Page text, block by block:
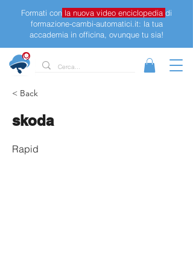
Formati con la nuova video enciclopedia di
formazione-cambi-automatici.it: la tua
accademia in officina, ovunque tu sia!
< Back
skoda
Rapid